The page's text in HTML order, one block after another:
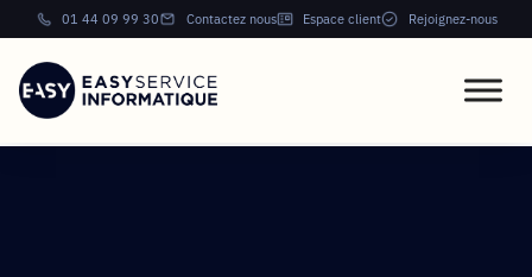
01 44 09 99 30 Contactez nous Espace client Rejoignez-nous